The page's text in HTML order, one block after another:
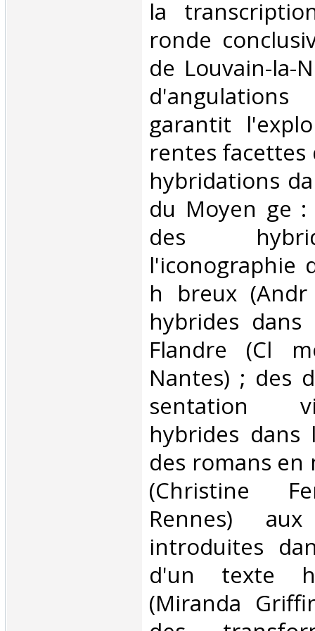
la
ronde
de Louvain-la-
garantit
rentes
hybridations
du Moyen ge
des
l'iconographie
h breux
hybrides
Flandre (Cl
Nantes) ; des
sentation
hybrides dans
des romans en
(Christine
Rennes)
introduites
d'un texte
(Miranda